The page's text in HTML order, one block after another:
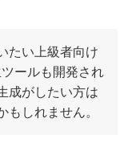
たい上級者向け
ールも開発され
成がしたい方は
もしれません。